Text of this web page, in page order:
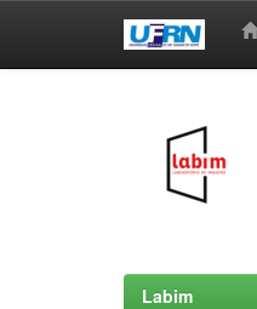
Labim